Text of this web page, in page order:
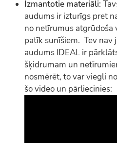
Izmantotie materiāli:
audums ir izturīgs pret
no netīrumus atgrūdoša
patīk sunīšiem. Tev nav
audums IDEAL ir
šķidrumam un
nosmērēt, to var viegli
šo video un pārliecinies: